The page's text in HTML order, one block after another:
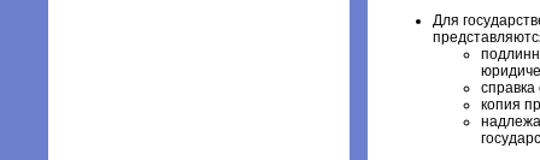
Для
справка
копия